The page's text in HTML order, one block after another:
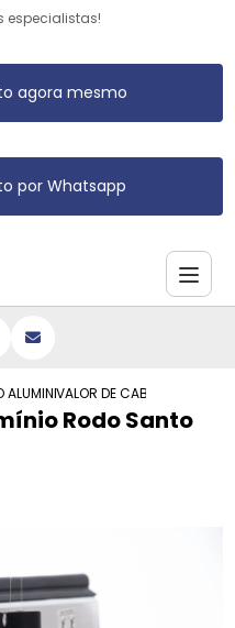
especialistas!
agora mesmo
por Whatsapp
ALUMINIO
ALUMINIO PARA RODO
VALOR DE CABO DE
Rodo Santo